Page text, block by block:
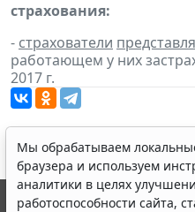
страхования:
- страхователи
работающем у них
2017 г.
Мы обрабатываем
браузера и используем
аналитики в целях
работоспособности сайта,